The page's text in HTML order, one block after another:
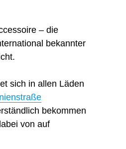
– die
bekannter
sich in allen Läden
bekommen
von auf